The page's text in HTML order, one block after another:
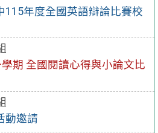
115年度全國英語辯論比賽校
學期 全國閱讀心得與小論文比
動邀請